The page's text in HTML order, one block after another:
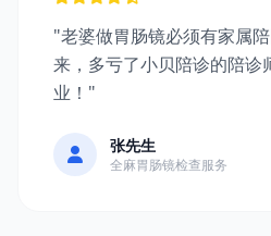
"老婆做胃肠镜必须有家属
来，多亏了小贝陪诊的陪诊
业！"
张先生
全麻胃肠镜检查服务